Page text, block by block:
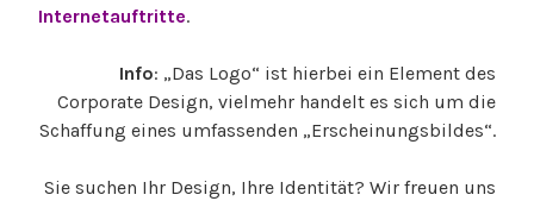
Internetauftritte.
Info: „Das Logo“ ist hierbei ein Element des
Corporate Design, vielmehr handelt es sich um die
Schaffung eines umfassenden „Erscheinungsbildes“.
Sie suchen Ihr Design, Ihre Identität? Wir freuen uns